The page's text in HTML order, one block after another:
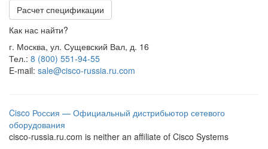
Расчет спецификации
Как нас найти?
г. Москва, ул. Сущевский Вал, д. 16
Тел.: 8 (800) 551-94-55
E-mail: sale@cisco-russia.ru.com
Cisco Россия — Официальный дистрибьютор сетевого
оборудования
cisco-russia.ru.com is neither an affiliate of Cisco Systems